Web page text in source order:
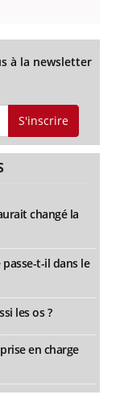
à la newsletter
S'inscrire
changé la
t-il dans le
les os ?
en charge